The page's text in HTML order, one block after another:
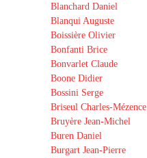
Blanchard Daniel
Blanqui Auguste
Boissière Olivier
Bonfanti Brice
Bonvarlet Claude
Boone Didier
Bossini Serge
Briseul Charles-Mézence
Bruyère Jean-Michel
Buren Daniel
Burgart Jean-Pierre